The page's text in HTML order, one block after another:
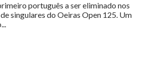
português a ser eliminado nos
singulares do Oeiras Open 125. Um